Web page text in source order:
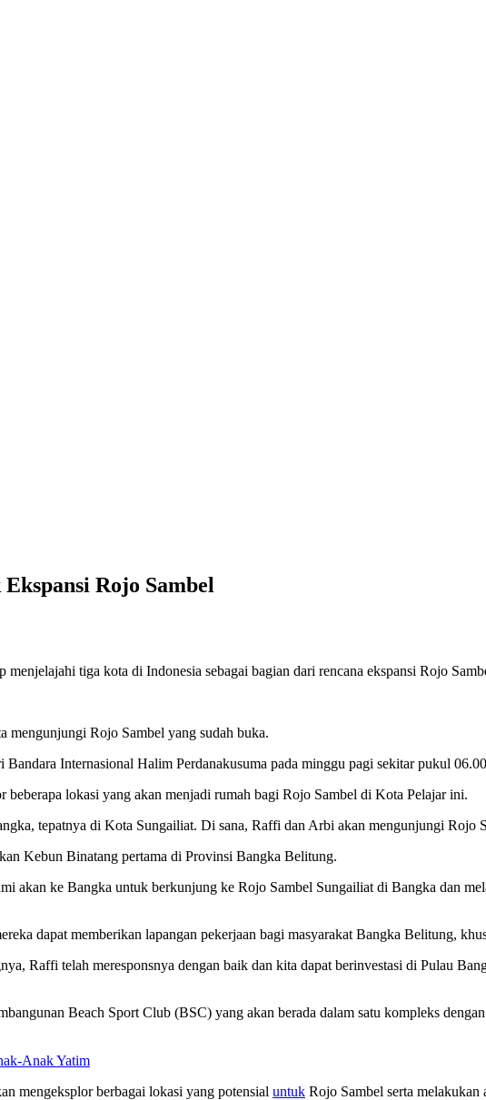
Rojo Sambel
tiga kota di Indonesia sebagai bagian dari rencana ekspansi Rojo
mengunjungi Rojo Sambel yang sudah buka.
Internasional Halim Perdanakusuma pada minggu pagi sekitar pukul
lokasi yang akan menjadi rumah bagi Rojo Sambel di Kota Pelajar ini.
tepatnya di Kota Sungailiat. Di sana, Raffi dan Arbi akan mengunjungi Rojo
Kebun Binatang pertama di Provinsi Bangka Belitung.
akan ke Bangka untuk berkunjung ke Rojo Sambel Sungailiat di Bangka dan
dapat memberikan lapangan pekerjaan bagi masyarakat Bangka Belitung,
Raffi telah meresponsnya dengan baik dan kita dapat berinvestasi di Pulau
Beach Sport Club (BSC) yang akan berada dalam satu kompleks
Anak Yatim
mengeksplor berbagai lokasi yang potensial untuk Rojo Sambel serta melakukan